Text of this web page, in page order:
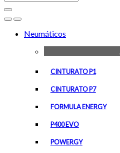
OpenClose
Neumáticos
CINTURATO P1
CINTURATO P7
FORMULA ENERGY
P400 EVO
POWERGY